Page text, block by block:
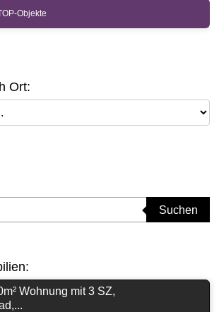
Objekte
Ort:
Suchen
Wohnung mit 3 SZ,